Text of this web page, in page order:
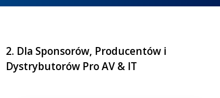
2. Dla Sponsorów, Producentów i
Dystrybutorów Pro AV & IT